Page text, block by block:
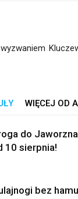
WIĘCEJ OD
do
10 sierpnia!
bez